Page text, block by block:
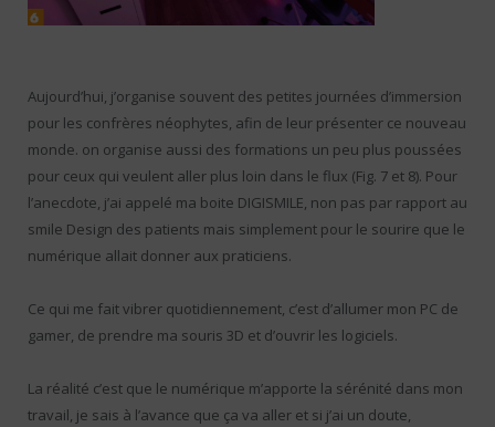
Aujourd’hui, j’organise souvent des petites journées d’immersion
pour les confrères néophytes, afin de leur présenter ce nouveau
monde. on organise aussi des formations un peu plus poussées
pour ceux qui veulent aller plus loin dans le flux (Fig. 7 et 8). Pour
l’anecdote, j’ai appelé ma boite DIGISMILE, non pas par rapport au
smile Design des patients mais simplement pour le sourire que le
numérique allait donner aux praticiens.
Ce qui me fait vibrer quotidiennement, c’est d’allumer mon PC de
gamer, de prendre ma souris 3D et d’ouvrir les logiciels.
La réalité c’est que le numérique m’apporte la sérénité dans mon
travail, je sais à l’avance que ça va aller et si j’ai un doute,